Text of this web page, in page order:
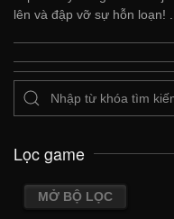
lên và đập vỡ sự hỗn loạn! ...
Lọc game
MỞ BỘ LỌC